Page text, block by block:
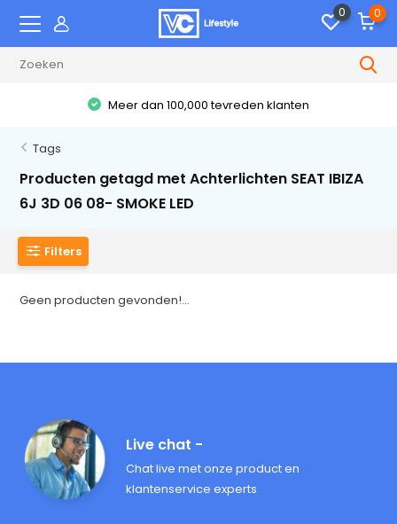
0 0
Meer dan 100,000 tevreden klanten
Tags
Producten getagd met Achterlichten SEAT IBIZA
6J 3D 06 08- SMOKE LED
Filters
Geen producten gevonden!...
Live chat -
Chat live met onze product en
klantenservice experts